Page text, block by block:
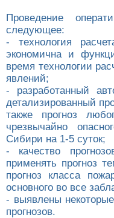
Проведение
следующее:
- технология
экономична и
время технологии
явлений;
- разработанный
детализированный
также прогноз
чрезвычайно
Сибири на 1-5 суток;
- качество
применять прогноз
прогноз класса
основного во все
- выявлены
прогнозов.